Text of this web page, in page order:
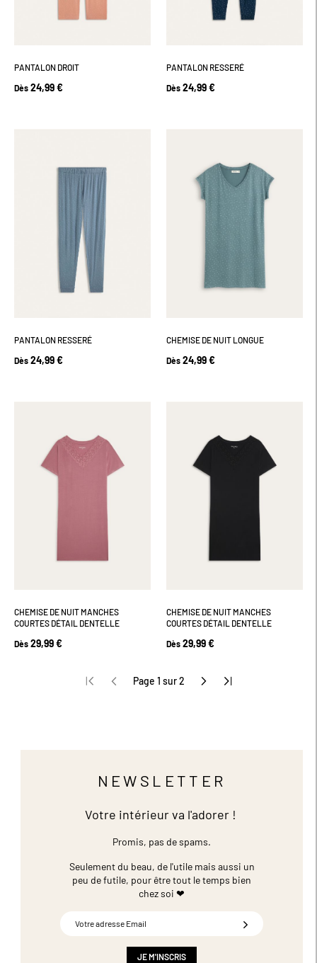
PANTALON DROIT
Dès 24,99 €
PANTALON RESSERÉ
Dès 24,99 €
PANTALON RESSERÉ
Dès 24,99 €
CHEMISE DE NUIT LONGUE
Dès 24,99 €
CHEMISE DE NUIT MANCHES
COURTES DÉTAIL DENTELLE
Dès 29,99 €
CHEMISE DE NUIT MANCHES
COURTES DÉTAIL DENTELLE
Dès 29,99 €
Page 1 sur 2
NEWSLETTER
Votre intérieur va l'adorer !
Promis, pas de spams.
Seulement du beau, de l'utile mais aussi un
peu de futile, pour être tout le temps bien
chez soi ❤
JE M'INSCRIS